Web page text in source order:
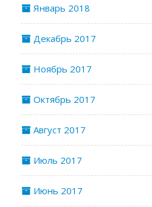
Январь 2018
Декабрь 2017
Ноябрь 2017
Октябрь 2017
Август 2017
Июль 2017
Июнь 2017